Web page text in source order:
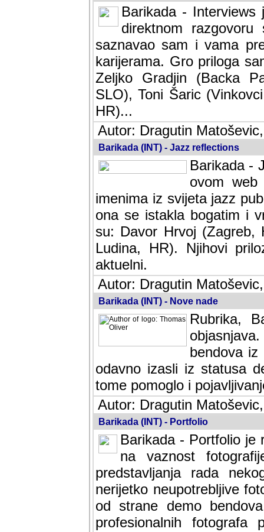
Barikada -
direktnom
saznavao sam i vama
karijerama. Gro priloga
Zeljko Gradjin (Backa
SLO), Toni Šaric
HR)...
Autor: Dragutin
Barikada (INT) - Jazz reflections
Barikada -
ovom web
imenima iz svijeta jazz
ona se istakla bogatim i
su: Davor Hrvoj (Zagreb,
Ludina, HR). Njihovi
aktuelni.
Autor: Dragutin
Barikada (INT) - Nove nade
Rubrika,
bendova
odavno izasli iz statusa
tome pomoglo i
Autor: Dragutin
Barikada (INT) - Portfolio
Barikada - Portfolio je
na vaznost
predstavljanja rada
nerijetko neupotrebljive
od strane demo
profesionalnih fotografa